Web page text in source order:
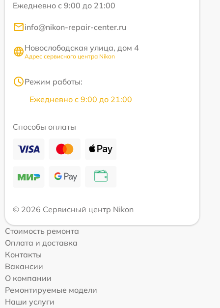
Ежедневно с 9:00 до 21:00
info@nikon-repair-center.ru
Новослободская улица, дом 4
Адрес сервисного центра Nikon
Режим работы:
Ежедневно с 9:00 до 21:00
Способы оплаты
© 2026 Сервисный центр Nikon
Стоимость ремонта
Оплата и доставка
Контакты
Вакансии
О компании
Ремонтируемые модели
Наши услуги